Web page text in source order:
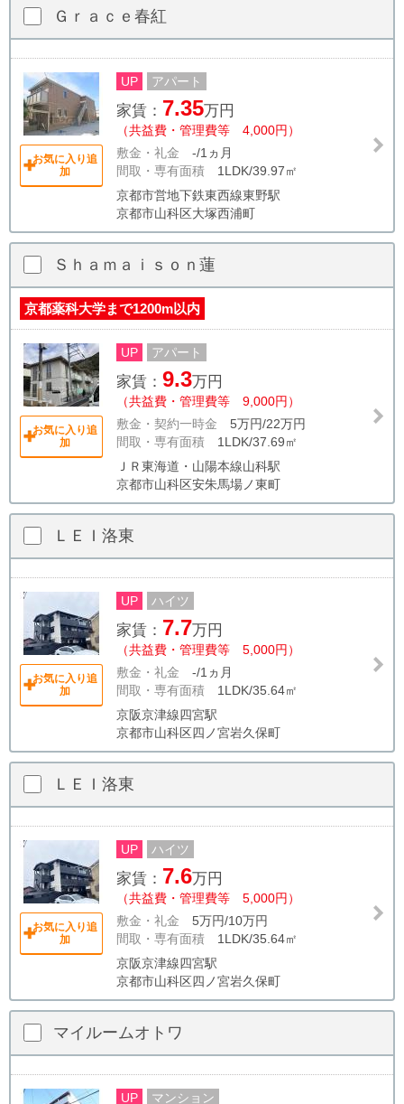
Ｇｒａｃｅ春紅
お気に入り追
加
UP アパート
家賃： 7.35万円
（共益費・管理費等 4,000円）
敷金・礼金 -/1ヵ月
間取・専有面積 1LDK/39.97㎡
京都市営地下鉄東西線東野駅
京都市山科区大塚西浦町
Ｓｈａｍａｉｓｏｎ蓮
京都薬科大学まで1200m以内
お気に入り追
加
UP アパート
家賃： 9.3万円
（共益費・管理費等 9,000円）
敷金・契約一時金 5万円/22万円
間取・専有面積 1LDK/37.69㎡
ＪＲ東海道・山陽本線山科駅
京都市山科区安朱馬場ノ東町
ＬＥＩ洛東
お気に入り追
加
UP ハイツ
家賃： 7.7万円
（共益費・管理費等 5,000円）
敷金・礼金 -/1ヵ月
間取・専有面積 1LDK/35.64㎡
京阪京津線四宮駅
京都市山科区四ノ宮岩久保町
ＬＥＩ洛東
お気に入り追
加
UP ハイツ
家賃： 7.6万円
（共益費・管理費等 5,000円）
敷金・礼金 5万円/10万円
間取・専有面積 1LDK/35.64㎡
京阪京津線四宮駅
京都市山科区四ノ宮岩久保町
マイルームオトワ
UP マンション